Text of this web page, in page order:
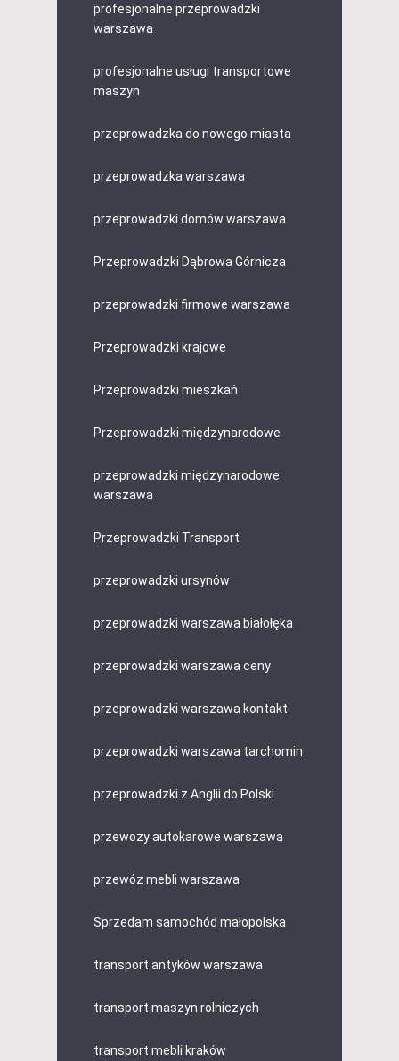
profesjonalne przeprowadzki
warszawa
profesjonalne usługi transportowe
maszyn
przeprowadzka do nowego miasta
przeprowadzka warszawa
przeprowadzki domów warszawa
Przeprowadzki Dąbrowa Górnicza
przeprowadzki firmowe warszawa
Przeprowadzki krajowe
Przeprowadzki mieszkań
Przeprowadzki międzynarodowe
przeprowadzki międzynarodowe
warszawa
Przeprowadzki Transport
przeprowadzki ursynów
przeprowadzki warszawa białołęka
przeprowadzki warszawa ceny
przeprowadzki warszawa kontakt
przeprowadzki warszawa tarchomin
przeprowadzki z Anglii do Polski
przewozy autokarowe warszawa
przewóz mebli warszawa
Sprzedam samochód małopolska
transport antyków warszawa
transport maszyn rolniczych
transport mebli kraków